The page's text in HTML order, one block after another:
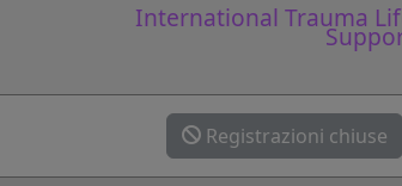
International Trauma
Registrazioni chiuse